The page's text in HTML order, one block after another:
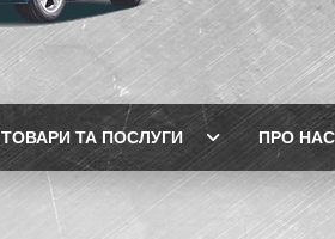
ТОВАРИ ТА ПОСЛУГИ ПРО НАС